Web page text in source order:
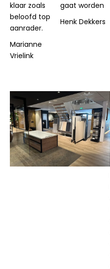
klaar zoals
beloofd top
aanrader.
Marianne
Vrielink
gaat worden
Henk Dekkers